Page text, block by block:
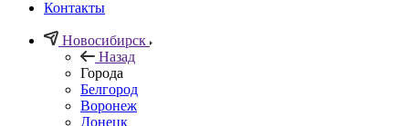
Контакты
Новосибирск
Назад
Города
Белгород
Воронеж
Донецк